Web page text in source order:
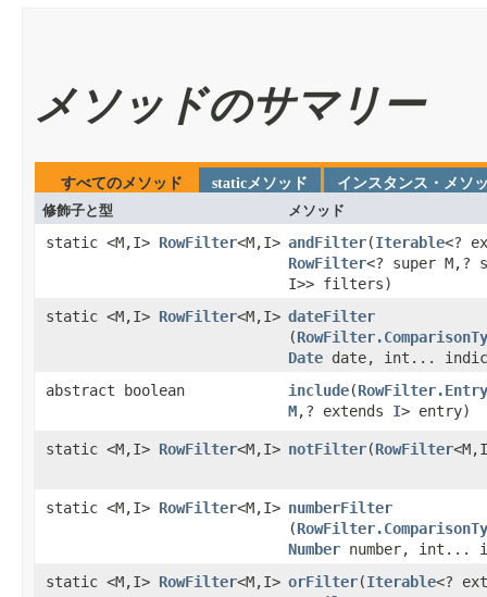
メソッドのサマリー
すべてのメソッド staticメソッド
インスタンス・メソ
修飾子と型
メソッド
static <M,I> RowFilter<M,I> andFilter​(Iterable<?
RowFilter<? super M,?
I>> filters)
static <M,I> RowFilter<M,I> dateFilter
(
Date date, int...
abstract boolean
include​(RowFilter.Entry
M,? extends I> entry)
static <M,I> RowFilter<M,I> notFilter​(RowFilter
static <M,I> RowFilter<M,I> numberFilter
(
Number number, int...
static <M,I> RowFilter<M,I> orFilter​(Iterable<?